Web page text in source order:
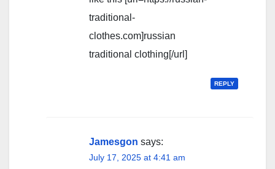
traditional-
clothes.com]russian
traditional clothing[/url]
REPLY
Jamesgon says:
July 17, 2025 at 4:41 am